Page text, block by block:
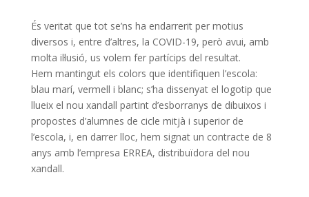
És veritat que tot se’ns ha endarrerit per motius
diversos i, entre d’altres, la COVID-19, però avui, amb
molta il·lusió, us volem fer partícips del resultat.
Hem mantingut els colors que identifiquen l’escola:
blau marí, vermell i blanc; s’ha dissenyat el logotip que
llueix el nou xandall partint d’esborranys de dibuixos i
propostes d’alumnes de cicle mitjà i superior de
l’escola, i, en darrer lloc, hem signat un contracte de 8
anys amb l’empresa ERREA, distribuïdora del nou
xandall.